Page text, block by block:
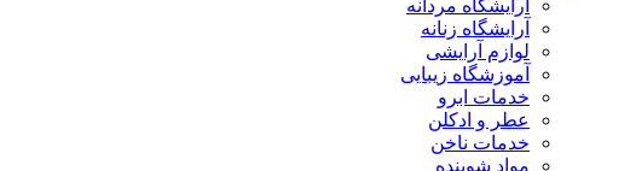
آرایشگاه مردانه
آرایشگاه زنانه
لوازم آرایشی
آموزشگاه زیبایی
خدمات ابرو
عطر و ادکلن
خدمات ناخن
مواد شوینده